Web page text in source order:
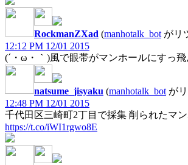
RockmanZXad (manhotalk_bot がリ
12:12 PM 12/01 2015
(´・ω・｀)風で眼帯がマンホールにすっ飛
natsume_jisyaku (manhotalk_bot が
12:48 PM 12/01 2015
千代田区三崎町2丁目で採集 削られたマ
https://t.co/iWI1rgwo8E